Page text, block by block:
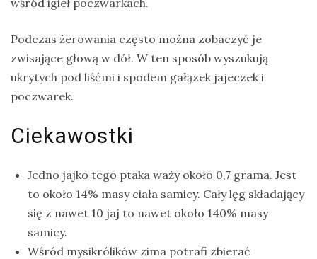
Podczas żerowania często można zobaczyć je
zwisające głową w dół. W ten sposób wyszukują
ukrytych pod liśćmi i spodem gałązek jajeczek i
poczwarek.
Ciekawostki
Jedno jajko tego ptaka waży około 0,7 grama. Jest
to około 14% masy ciała samicy. Cały lęg składający
się z nawet 10 jaj to nawet około 140% masy
samicy.
Wśród mysikrólików zima potrafi zbierać